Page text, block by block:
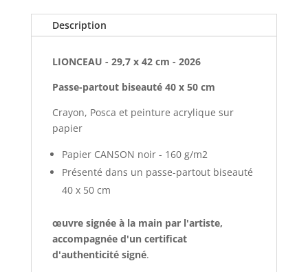
Description
LIONCEAU - 29,7 x 42 cm - 2026
Passe-partout biseauté 40 x 50 cm
Crayon, Posca et peinture acrylique sur
papier
Papier CANSON noir - 160 g/m2
Présenté dans un passe-partout biseauté
40 x 50 cm
œuvre signée à la main par l'artiste,
accompagnée d'un certificat
d'authenticité signé.